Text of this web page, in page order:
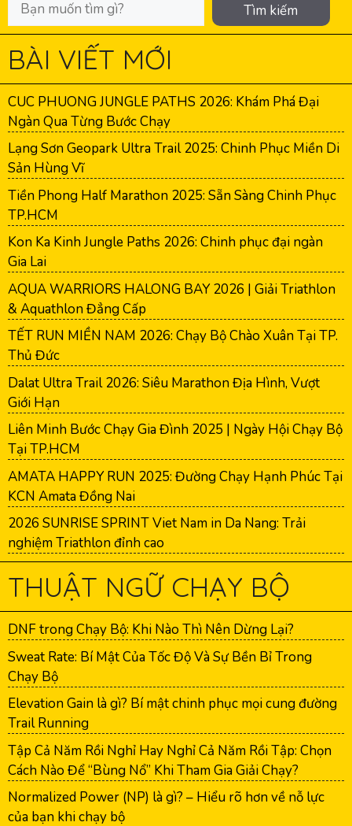
Tìm kiếm
BÀI VIẾT MỚI
CUC PHUONG JUNGLE PATHS 2026: Khám Phá Đại
Ngàn Qua Từng Bước Chạy
Lạng Sơn Geopark Ultra Trail 2025: Chinh Phục Miền Di
Sản Hùng Vĩ
Tiền Phong Half Marathon 2025: Sẵn Sàng Chinh Phục
TP.HCM
Kon Ka Kinh Jungle Paths 2026: Chinh phục đại ngàn
Gia Lai
AQUA WARRIORS HALONG BAY 2026 | Giải Triathlon
& Aquathlon Đẳng Cấp
TẾT RUN MIỀN NAM 2026: Chạy Bộ Chào Xuân Tại TP.
Thủ Đức
Dalat Ultra Trail 2026: Siêu Marathon Địa Hình, Vượt
Giới Hạn
Liên Minh Bước Chạy Gia Đình 2025 | Ngày Hội Chạy Bộ
Tại TP.HCM
AMATA HAPPY RUN 2025: Đường Chạy Hạnh Phúc Tại
KCN Amata Đồng Nai
2026 SUNRISE SPRINT Viet Nam in Da Nang: Trải
nghiệm Triathlon đỉnh cao
THUẬT NGỮ CHẠY BỘ
DNF trong Chạy Bộ: Khi Nào Thì Nên Dừng Lại?
Sweat Rate: Bí Mật Của Tốc Độ Và Sự Bền Bỉ Trong
Chạy Bộ
Elevation Gain là gì? Bí mật chinh phục mọi cung đường
Trail Running
Tập Cả Năm Rồi Nghỉ Hay Nghỉ Cả Năm Rồi Tập: Chọn
Cách Nào Để “Bùng Nổ” Khi Tham Gia Giải Chạy?
Normalized Power (NP) là gì? – Hiểu rõ hơn về nỗ lực
của bạn khi chạy bộ